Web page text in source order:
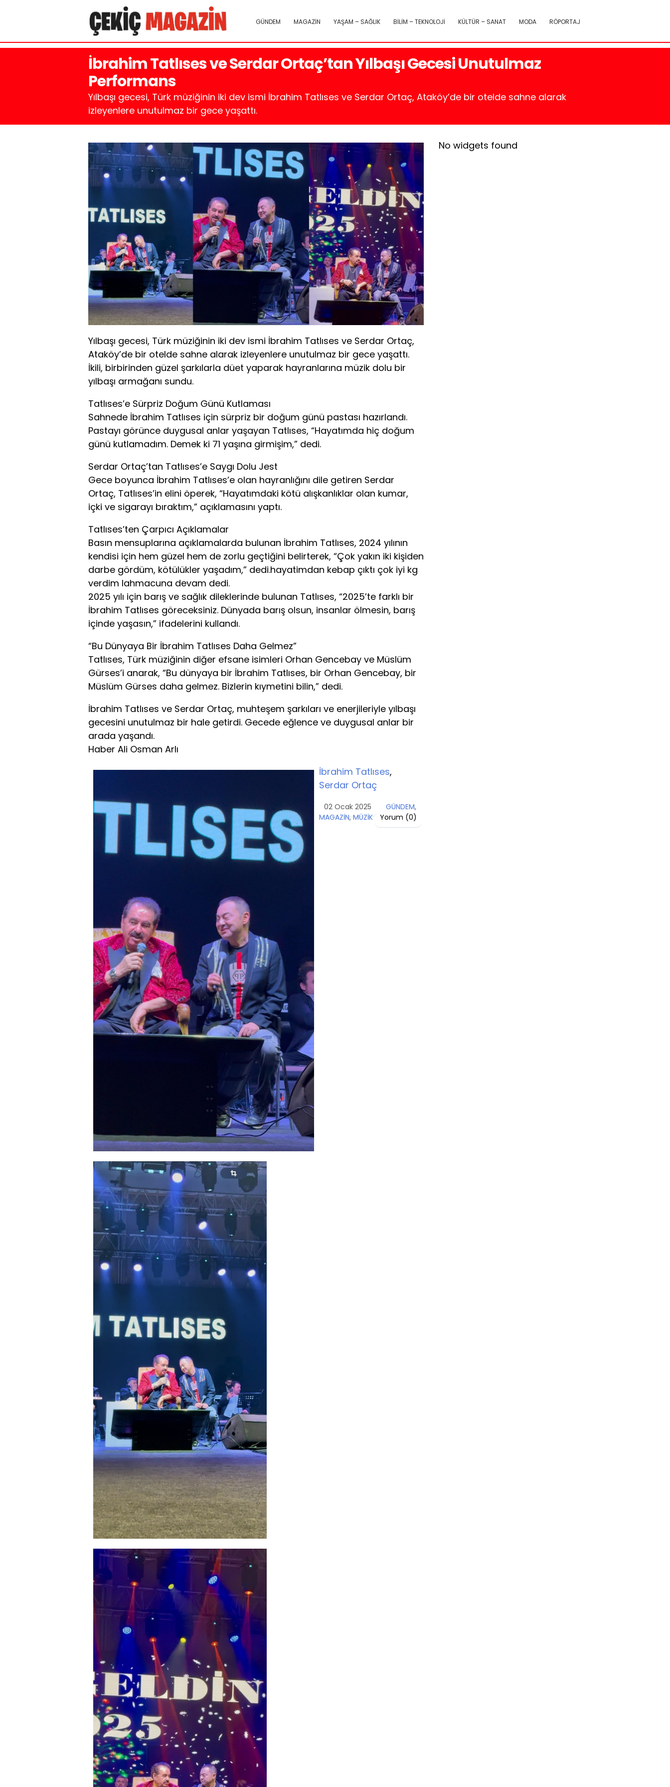
GÜNDEM MAGAZİN YAŞAM – SAĞLIK BİLİM – TEKNOLOJİ KÜLTÜR – SANAT MODA RÖPORTAJ
İbrahim Tatlıses ve Serdar Ortaç’tan Yılbaşı Gecesi Unutulmaz
Performans
Yılbaşı gecesi, Türk müziğinin iki dev ismi İbrahim Tatlıses ve Serdar Ortaç, Ataköy’de bir otelde sahne alarak
izleyenlere unutulmaz bir gece yaşattı.
Yılbaşı gecesi, Türk müziğinin iki dev ismi İbrahim Tatlıses ve Serdar Ortaç,
Ataköy’de bir otelde sahne alarak izleyenlere unutulmaz bir gece yaşattı.
İkili, birbirinden güzel şarkılarla düet yaparak hayranlarına müzik dolu bir
yılbaşı armağanı sundu.
Tatlıses’e Sürpriz Doğum Günü Kutlaması
Sahnede İbrahim Tatlıses için sürpriz bir doğum günü pastası hazırlandı.
Pastayı görünce duygusal anlar yaşayan Tatlıses, “Hayatımda hiç doğum
günü kutlamadım. Demek ki 71 yaşına girmişim,” dedi.
Serdar Ortaç’tan Tatlıses’e Saygı Dolu Jest
Gece boyunca İbrahim Tatlıses’e olan hayranlığını dile getiren Serdar
Ortaç, Tatlıses’in elini öperek, “Hayatımdaki kötü alışkanlıklar olan kumar,
içki ve sigarayı bıraktım,” açıklamasını yaptı.
Tatlıses’ten Çarpıcı Açıklamalar
Basın mensuplarına açıklamalarda bulunan İbrahim Tatlıses, 2024 yılının
kendisi için hem güzel hem de zorlu geçtiğini belirterek, “Çok yakın iki kişiden
darbe gördüm, kötülükler yaşadım,” dedi.hayatimdan kebap çıktı çok iyi kg
verdim lahmacuna devam dedi.
2025 yılı için barış ve sağlık dileklerinde bulunan Tatlıses, “2025’te farklı bir
İbrahim Tatlıses göreceksiniz. Dünyada barış olsun, insanlar ölmesin, barış
içinde yaşasın,” ifadelerini kullandı.
“Bu Dünyaya Bir İbrahim Tatlıses Daha Gelmez”
Tatlıses, Türk müziğinin diğer efsane isimleri Orhan Gencebay ve Müslüm
Gürses’i anarak, “Bu dünyaya bir İbrahim Tatlıses, bir Orhan Gencebay, bir
Müslüm Gürses daha gelmez. Bizlerin kıymetini bilin,” dedi.
İbrahim Tatlıses ve Serdar Ortaç, muhteşem şarkıları ve enerjileriyle yılbaşı
gecesini unutulmaz bir hale getirdi. Gecede eğlence ve duygusal anlar bir
arada yaşandı.
Haber Ali Osman Arlı
İbrahim Tatlıses,
Serdar Ortaç
02 Ocak 2025 GÜNDEM,
MAGAZİN,MÜZİK Yorum (0)
No widgets found